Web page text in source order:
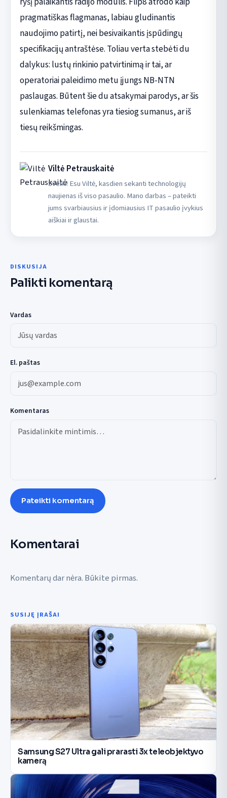
pragmatiškas flagmanas, labiau gludinantis
naudojimo patirtį, nei besivaikantis įspūdingų
specifikacijų antraštėse. Toliau verta stebėti du
dalykus: lustų rinkinio patvirtinimą ir tai, ar
operatoriai paleidimo metu įjungs NB-NTN
paslaugas. Būtent šie du atsakymai parodys, ar šis
sulenkiamas telefonas yra tiesiog sumanus, ar iš
tiesų reikšmingas.
Viltė Petrauskaitė
Sveiki! Esu Viltė, kasdien sekanti technologijų
naujienas iš viso pasaulio. Mano darbas – pateikti
jums svarbiausius ir įdomiausius IT pasaulio įvykius
aiškiai ir glaustai.
DISKUSIJA
Palikti komentarą
Vardas
El. paštas
Komentaras
Pateikti komentarą
Komentarai
Komentarų dar nėra. Būkite pirmas.
SUSIJĘ ĮRAŠAI
Samsung S27 Ultra gali prarasti 3x teleobjektyvo
kamerą